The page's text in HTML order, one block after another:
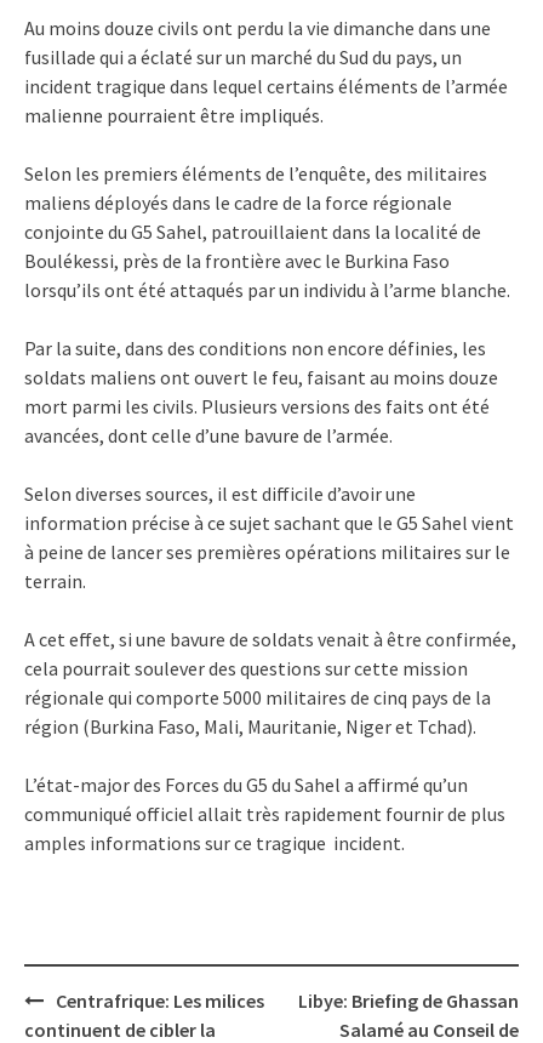
Au moins douze civils ont perdu la vie dimanche dans une
fusillade qui a éclaté sur un marché du Sud du pays, un
incident tragique dans lequel certains éléments de l’armée
malienne pourraient être impliqués.
Selon les premiers éléments de l’enquête, des militaires
maliens déployés dans le cadre de la force régionale
conjointe du G5 Sahel, patrouillaient dans la localité de
Boulékessi, près de la frontière avec le Burkina Faso
lorsqu’ils ont été attaqués par un individu à l’arme blanche.
Par la suite, dans des conditions non encore définies, les
soldats maliens ont ouvert le feu, faisant au moins douze
mort parmi les civils. Plusieurs versions des faits ont été
avancées, dont celle d’une bavure de l’armée.
Selon diverses sources, il est difficile d’avoir une
information précise à ce sujet sachant que le G5 Sahel vient
à peine de lancer ses premières opérations militaires sur le
terrain.
A cet effet, si une bavure de soldats venait à être confirmée,
cela pourrait soulever des questions sur cette mission
régionale qui comporte 5000 militaires de cinq pays de la
région (Burkina Faso, Mali, Mauritanie, Niger et Tchad).
L’état-major des Forces du G5 du Sahel a affirmé qu’un
communiqué officiel allait très rapidement fournir de plus
amples informations sur ce tragique incident.
Post
navigation
Centrafrique: Les milices
continuent de cibler la
Libye: Briefing de Ghassan
Salamé au Conseil de